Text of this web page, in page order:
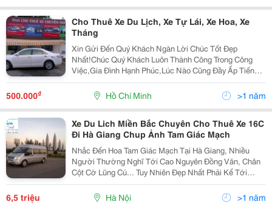
Cho Thuê Xe Du Lịch, Xe Tự Lái, Xe Hoa, Xe
Tháng
Xin Gửi Đến Quý Khách Ngàn Lời Chúc Tốt Đẹp
Nhất!Chúc Quý Khách Luôn Thành Công Trong Công
Việc,Gia Đình Hạnh Phúc,Lúc Nào Cũng Đầy Ấp Tiếng
Cười!Chúc Kinh Tế Gia Đình Ngày Càng Khấm Khá Để
Quý Khách Được Thỏa Niềm Đam Mê Đi Chu Du Bốn
Bể Bên Cạnh Nh
500.000₫ Hồ Chí Minh >1 năm
Xe Du Lich Miền Bắc Chuyên Cho Thuê Xe 16C
Đi Hà Giang Chup Ảnh Tam Giác Mạch
Nhắc Đến Hoa Tam Giác Mạch Tại Hà Giang, Nhiều
Người Thường Nghĩ Tới Cao Nguyên Đồng Văn, Chân
Cột Cờ Lũng Cú... Tuy Nhiên Đẹp Nhất Phải Kể Tới
Huyện Xí Mần. Huyện Xí Mần Nằm Ở Phía Tây Bắc Của
Hà Giang. Phía Bắc Giáp Trung Quốc, Phía Tây Giáp
6,5 triệu Hà Nội >1 năm